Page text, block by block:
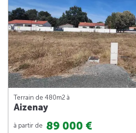
Terrain de 480m2 à
Aizenay
à partir de 89 000 €